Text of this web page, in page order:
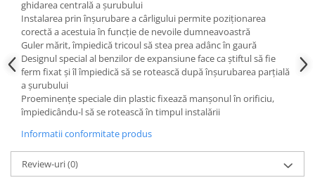
elemente de fixare
Dibluri
Dibluri cu surub
Dibluri cui percutie
Dibluri cu carlig
Dibluri pentru gips-carton
Dibluri pentru lemn
Dibluri pentru termoizolatii
Dibluri rosii SFX
Suruburi
ghidarea centrală a șurubului
Instalarea prin înșurubare a cârligului permite poziționarea
corectă a acestuia în funcție de nevoile dumneavoastră
Guler mărit, împiedică tricoul să stea prea adânc în gaură
Designul special al benzilor de expansiune face ca știftul să fie
ferm fixat și îl împiedică să se rotească după înșurubarea parțială
a șurubului
Proeminențe speciale din plastic fixează manșonul în orificiu,
împiedicându-l să se rotească în timpul instalării
Informatii conformitate produs
Review-uri(0)